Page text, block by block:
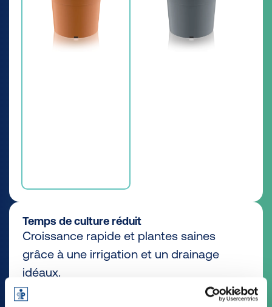
Temps de culture réduit
Croissance rapide et plantes saines
grâce à une irrigation et un drainage
idéaux.
Découvrir tous les avantages